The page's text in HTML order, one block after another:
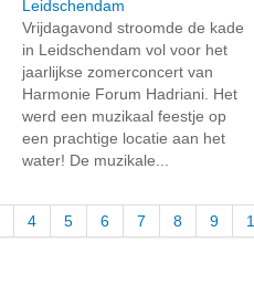
Leidschendam
Vrijdagavond stroomde de kade
in Leidschendam vol voor het
jaarlijkse zomerconcert van
Harmonie Forum Hadriani. Het
werd een muzikaal feestje op
een prachtige locatie aan het
water! De muzikale...
4 5 6 7 8 9